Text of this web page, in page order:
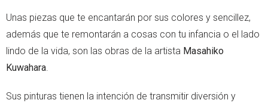
Unas piezas que te encantarán por sus colores y sencillez,
además que te remontarán a cosas con tu infancia o el lado
lindo de la vida, son las obras de la artista Masahiko
Kuwahara.
Sus pinturas tienen la intención de transmitir diversión y